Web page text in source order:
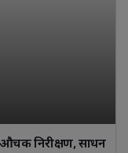
निरीक्षण, साधन